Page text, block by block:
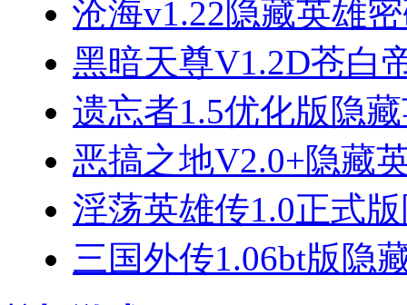
沧海v1.22隐藏英雄
黑暗天尊V1.2D苍白
遗忘者1.5优化版隐
恶搞之地V2.0+隐藏
淫荡英雄传1.0正式
三国外传1.06bt版隐